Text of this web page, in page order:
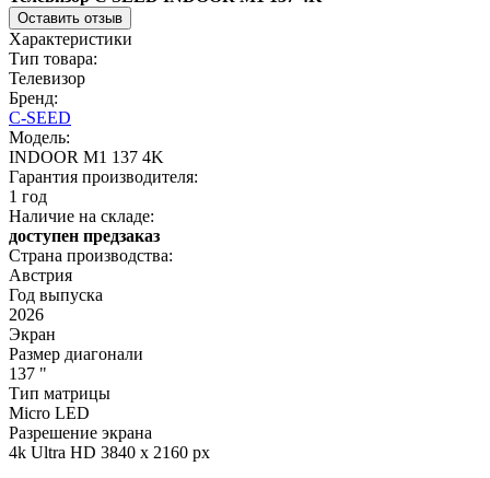
Оставить отзыв
Характеристики
Тип товара:
Телевизор
Бренд:
C-SEED
Модель:
INDOOR M1 137 4K
Гарантия производителя:
1 год
Наличие на складе:
доступен предзаказ
Страна производства:
Австрия
Год выпуска
2026
Экран
Размер диагонали
137 "
Тип матрицы
Micro LED
Разрешение экрана
4k Ultra HD 3840 x 2160 px